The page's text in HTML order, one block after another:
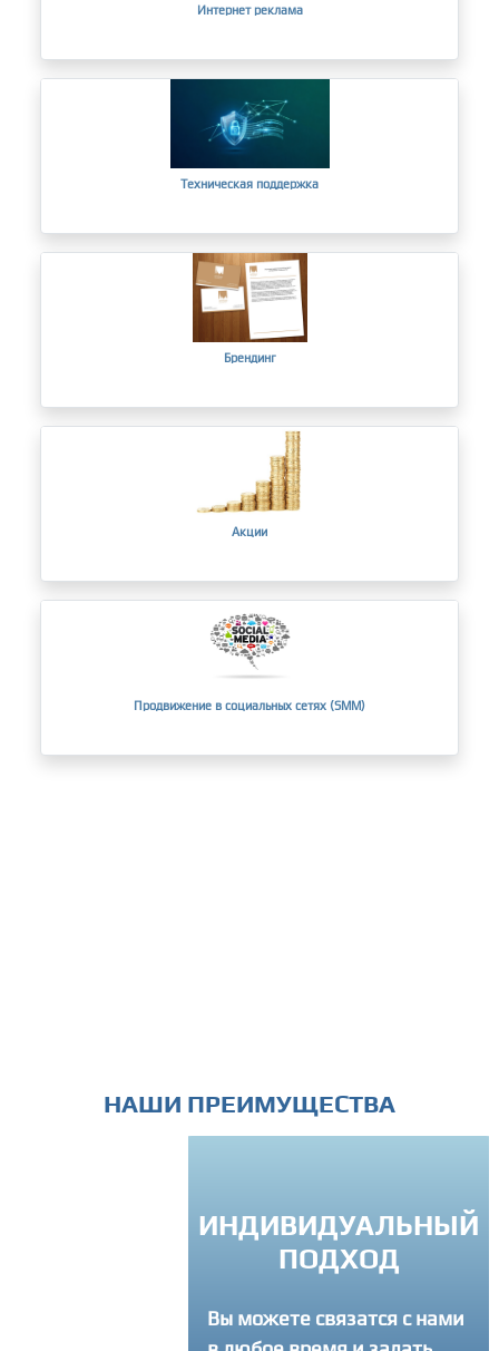
Интернет реклама
Техническая поддержка
Брендинг
Акции
Продвижение в социальных сетях (SMM)
НАШИ ПРЕИМУЩЕСТВА
ИНДИВИДУАЛЬНЫЙ
ПОДХОД
Вы можете связатся с нами